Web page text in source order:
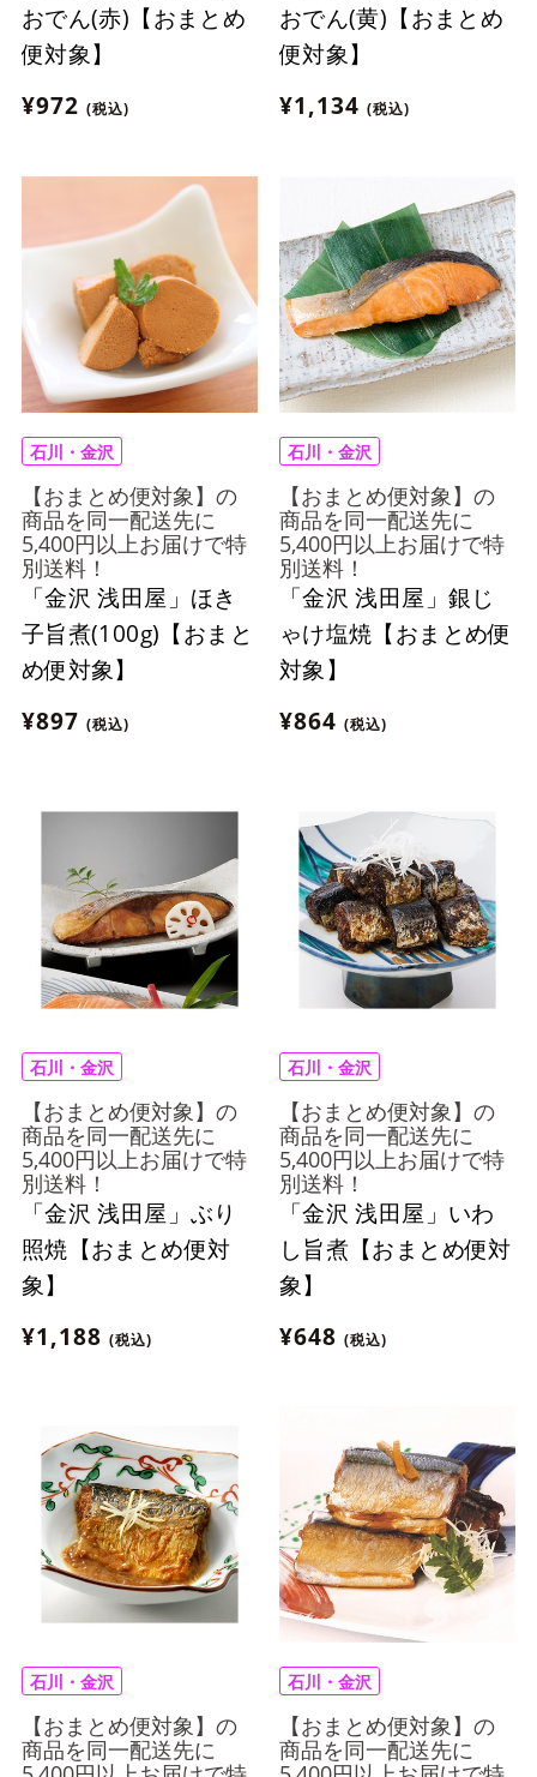
おでん(赤)【おまとめ
便対象】
¥972 (税込)
おでん(黄)【おまとめ
便対象】
¥1,134 (税込)
石川・金沢
【おまとめ便対象】の
商品を同一配送先に
5,400円以上お届けで特
別送料！
「金沢 浅田屋」ほき
子旨煮(100g)【おまと
め便対象】
¥897 (税込)
石川・金沢
【おまとめ便対象】の
商品を同一配送先に
5,400円以上お届けで特
別送料！
「金沢 浅田屋」銀じ
ゃけ塩焼【おまとめ便
対象】
¥864 (税込)
石川・金沢
【おまとめ便対象】の
商品を同一配送先に
5,400円以上お届けで特
別送料！
「金沢 浅田屋」ぶり
照焼【おまとめ便対
象】
¥1,188 (税込)
石川・金沢
【おまとめ便対象】の
商品を同一配送先に
5,400円以上お届けで特
別送料！
「金沢 浅田屋」いわ
し旨煮【おまとめ便対
象】
¥648 (税込)
石川・金沢
【おまとめ便対象】の
商品を同一配送先に
石川・金沢
【おまとめ便対象】の
商品を同一配送先に